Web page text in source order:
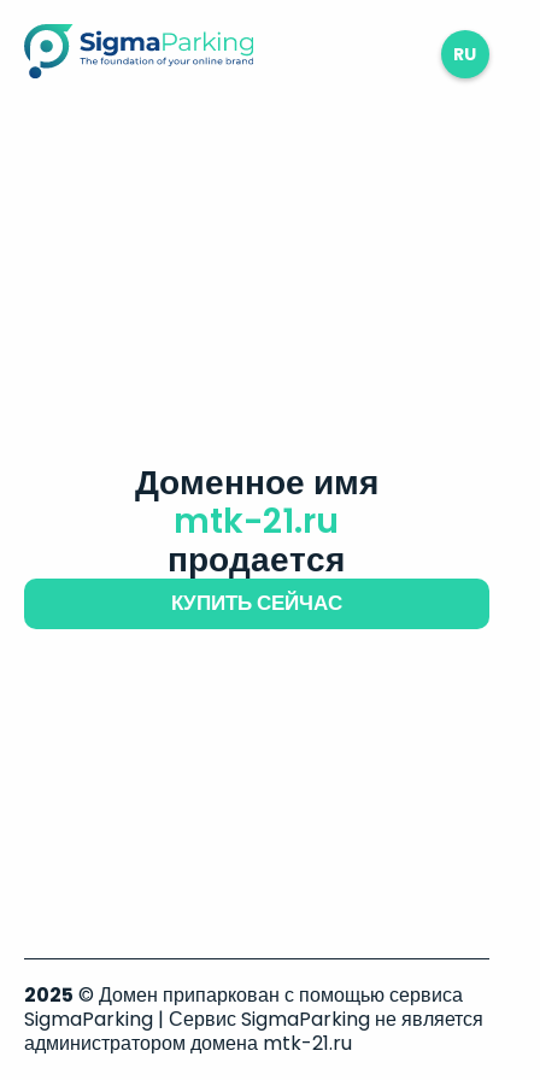
RU
Доменное имя
mtk-21.ru
продается
КУПИТЬ СЕЙЧАС
2025 © Домен припаркован с помощью сервиса
SigmaParking | Сервис SigmaParking не является
администратором домена mtk-21.ru